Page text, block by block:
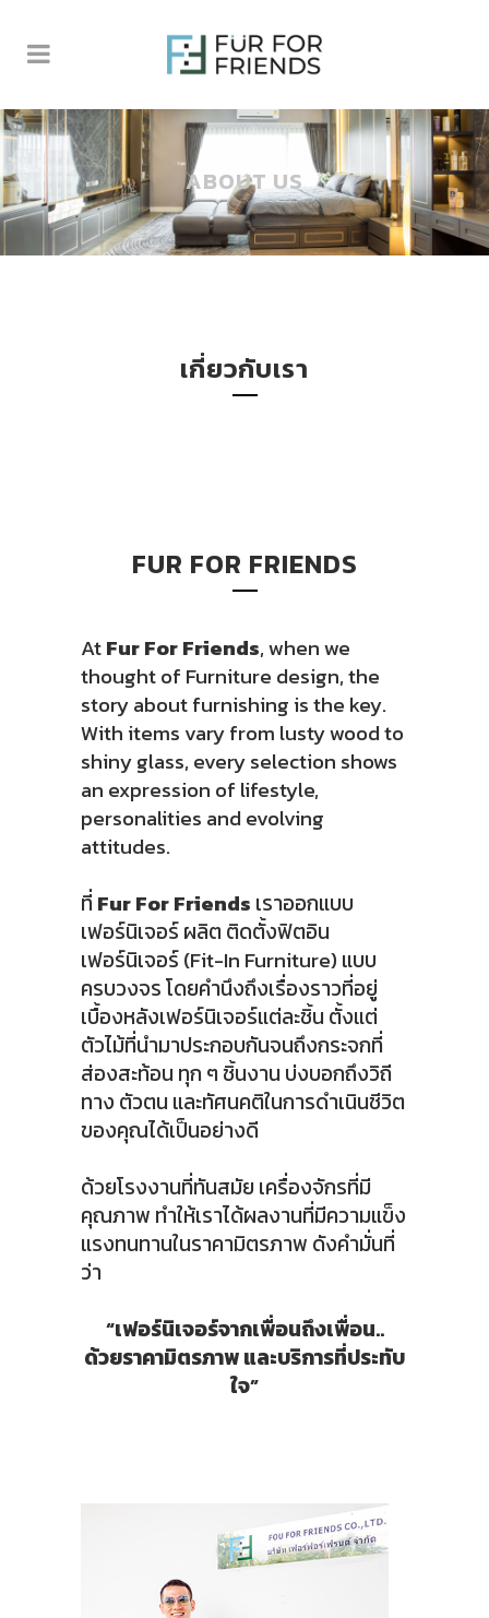
ABOUT US
เกี่ยวกับเรา
FUR FOR FRIENDS
AtFur For Friends, when we
thought of Furniture design, the
story about furnishing is the key.
With items vary from lusty wood to
shiny glass, every selection shows
an expression of lifestyle,
personalities and evolving
attitudes.
ที่ Fur For Friends เราออกแบบ
เฟอร์นิเจอร์ ผลิต ติดตั้งฟิตอิน
เฟอร์นิเจอร์ (Fit-In Furniture) แบบ
ครบวงจร โดยคำนึงถึงเรื่องราวที่อยู่
เบื้องหลังเฟอร์นิเจอร์แต่ละชิ้น ตั้งแต่
ตัวไม้ที่นำมาประกอบกันจนถึงกระจกที่
ส่องสะท้อน ทุก ๆ ชิ้นงาน บ่งบอกถึงวิถี
ทาง ตัวตน และทัศนคติในการดำเนินชีวิต
ของคุณได้เป็นอย่างดี
ด้วยโรงงานที่ทันสมัย เครื่องจักรที่มี
คุณภาพ ทำให้เราได้ผลงานที่มีความแข็ง
แรงทนทานในราคามิตรภาพ ดังคำมั่นที่
ว่า
“เฟอร์นิเจอร์จากเพื่อนถึงเพื่อน..
ด้วยราคามิตรภาพ และบริการที่ประทับ
ใจ”